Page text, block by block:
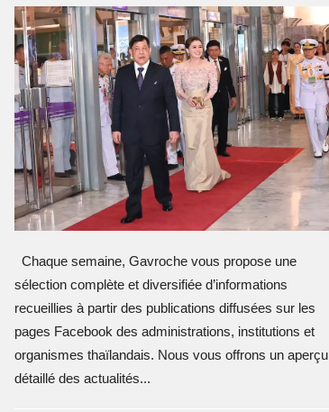
Chaque semaine, Gavroche vous propose une
sélection complète et diversifiée d’informations
recueillies à partir des publications diffusées sur les
pages Facebook des administrations, institutions et
organismes thaïlandais. Nous vous offrons un aperçu
détaillé des actualités...